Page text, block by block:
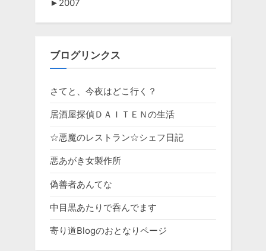
► 2007
ブログリンクス
さてと、今夜はどこ行く？
居酒屋探偵ＤＡＩＴＥＮの生活
☆悪魔のレストラン☆シェフ日記
悪あがき女製作所
偽善者あんてな
中目黒あたりで呑んでます
寄り道Blogのおとなりページ